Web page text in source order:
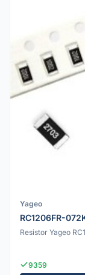
Yageo
RC1206FR-
Resistor Yageo
9359